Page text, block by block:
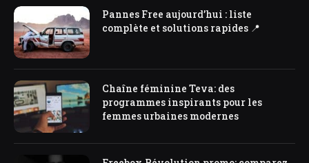
Pannes Free aujourd’hui : liste
complète et solutions rapides 📍
Chaîne féminine Teva: des
programmes inspirants pour les
femmes urbaines modernes